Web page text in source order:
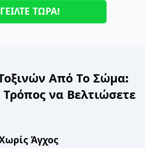
ΤΏΡΑ!
Από Το Σώμα:
να Βελτιώσετε
Άγχος